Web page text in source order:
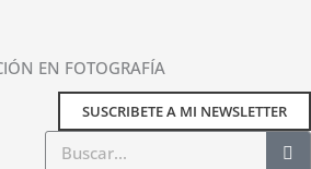
EN FOTOGRAFÍA
SUSCRIBETE A MI NEWSLETTER
Buscar